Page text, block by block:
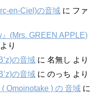
en-Ciel)の音域 に ファ
』(Mrs. GREEN APPLE)
より
の音域 に 名無し より
の音域 に のっち より
( Omoinotake ) の 音域 に